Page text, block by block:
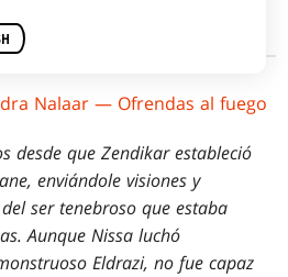
Nalaar — Ofrendas al fuego
desde que Zendikar estableció
enviándole visiones y
ser tenebroso que estaba
Aunque Nissa luchó
Eldrazi, no fue capaz